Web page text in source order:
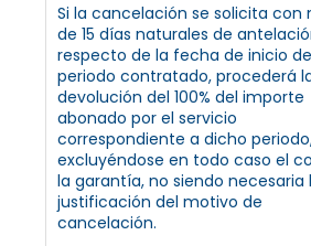
Si la cancelación se solicita con
de 15 días naturales de
respecto de la fecha de inicio
periodo contratado, procederá
devolución del 100% del importe
abonado por el servicio
correspondiente a dicho
excluyéndose en todo caso el
la garantía, no siendo necesaria
justificación del motivo de
cancelación.